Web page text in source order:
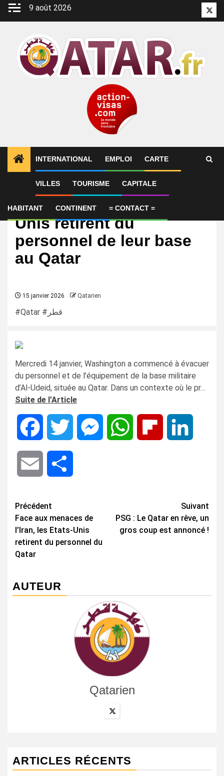
Aller
9 août 2026
INTERNATIONAL EMPLOI CARTE
VILLES TOURISME CAPITALE
HABITANT CONTINENT = CONTACT =
International
Par précaution, les États-
Unis retirent du
personnel de leur base
au Qatar
15 janvier 2026 Qatarien
#Qatar #قطر
Mercredi 14 janvier, Washington a commencé à évacuer
du personnel et de l’équipement de la base militaire
d’Al-Udeid, située au Qatar. Dans un contexte où le pr…
Suite de l’Article
Facebook Twitter MessengerWhatsApp Flipboard
Email
Navigation
d’article
Précédent
Face aux menaces de
l’Iran, les Etats-Unis
retirent du personnel du
Qatar
Suivant
PSG : Le Qatar en rêve, un
gros coup est annoncé !
AUTEUR
Qatarien
ARTICLES RÉCENTS